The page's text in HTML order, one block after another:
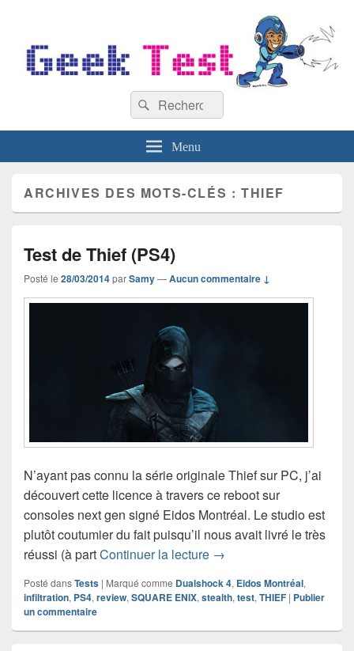
Recherche :
Rechercher
Menu
ARCHIVES DES MOTS-CLÉS :THIEF
Test de Thief (PS4)
Posté le 28/03/2014parSamy—Aucun commentaire ↓
N’ayant pas connu la série originale Thief sur PC, j’ai
découvert cette licence à travers ce reboot sur
consoles next gen signé Eidos Montréal. Le studio est
plutôt coutumier du fait puisqu’il nous avait livré le très
réussi (à partContinuer la lecture Test de Thief (PS4)
→
Posté dansTests | Marqué comme Dualshock 4, Eidos Montréal,
infiltration, PS4, review, SQUARE ENIX, stealth, test, THIEF | Publier
un commentaire